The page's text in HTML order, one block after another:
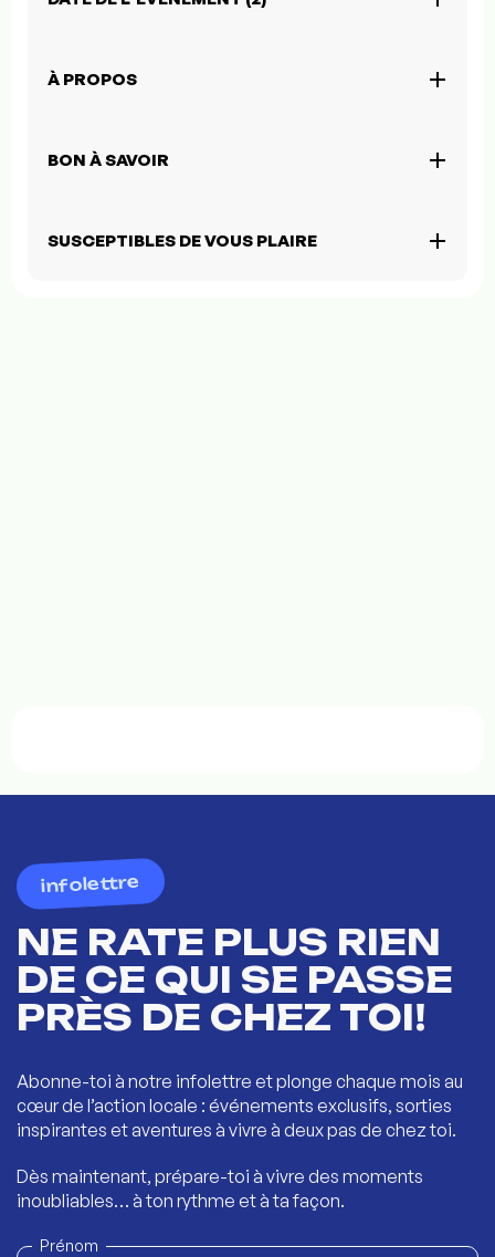
À PROPOS
BON À SAVOIR
SUSCEPTIBLES DE VOUS PLAIRE
infolettre
NE RATE PLUS RIEN
DE CE QUI SE PASSE
PRÈS DE CHEZ TOI!
Abonne-toi à notre infolettre et plonge chaque mois au
cœur de l’action locale : événements exclusifs, sorties
inspirantes et aventures à vivre à deux pas de chez toi.
Dès maintenant, prépare-toi à vivre des moments
inoubliables… à ton rythme et à ta façon.
Prénom